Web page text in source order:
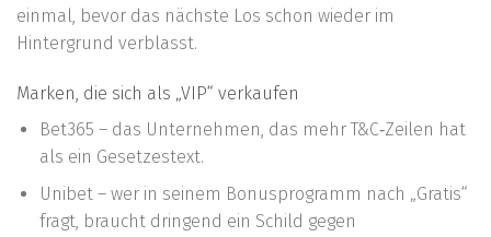
einmal, bevor das nächste Los schon wieder im
Hintergrund verblasst.
Marken, die sich als „VIP“ verkaufen
Bet365 – das Unternehmen, das mehr T&C‑Zeilen hat
als ein Gesetzestext.
Unibet – wer in seinem Bonusprogramm nach „Gratis“
fragt, braucht dringend ein Schild gegen